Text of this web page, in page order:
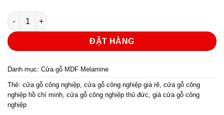
Cửa gỗ công nghiệp MDF phủ melamine KD.M1R13 số lượng
ĐẶT HÀNG
Danh mục: Cửa gỗ MDF Melamine
Thẻ: cửa gỗ công nghiệp cửa gỗ công nghiệp giá rẽ cửa gỗ công
nghiệp hồ chí minh cửa gỗ công nghiệp thủ đức giá cửa gỗ công
nghiệp